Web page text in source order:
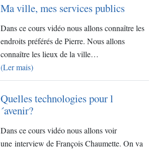
Ma ville, mes services publics
Dans ce cours vidéo nous allons connaître les
endroits préférés de Pierre.​ Nous allons
connaître les lieux de la ville…
(Ler mais)
Quelles technologies pour l
´avenir?
Dans ce cours vidéo nous allons voir
une interview de François Chaumette. On va